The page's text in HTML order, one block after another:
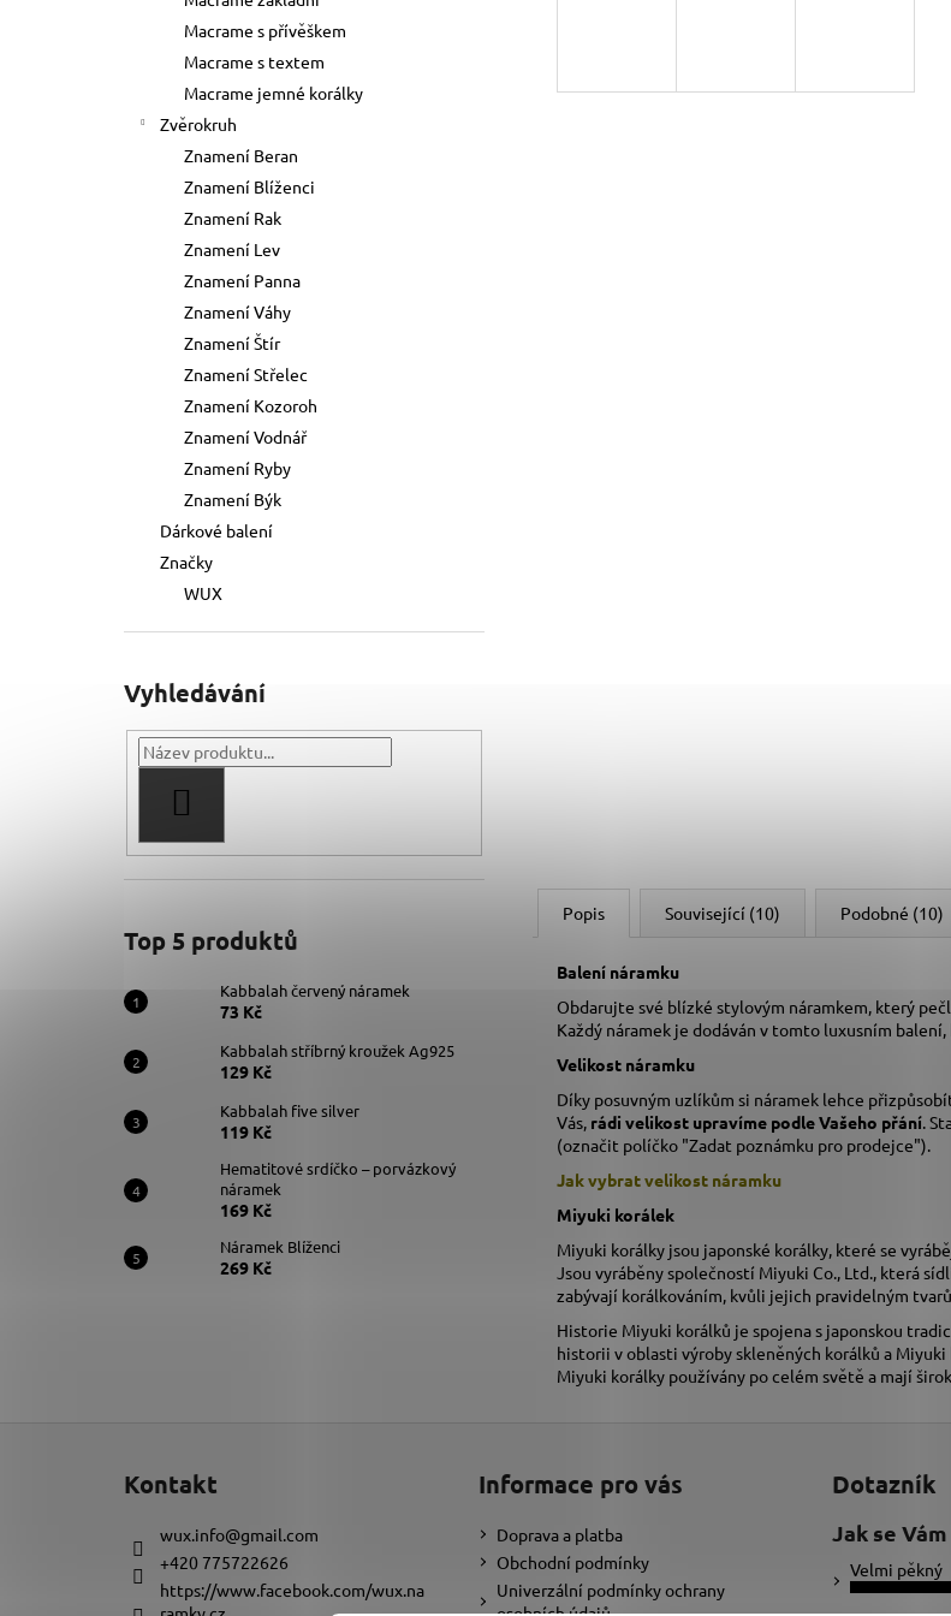
Macrame s přívěškem
Macrame s textem
Macrame jemné korálky
Zvěrokruh
Znamení Beran
Znamení Blíženci
Znamení Rak
Znamení Lev
Znamení Panna
Znamení Váhy
Znamení Štír
Znamení Střelec
Znamení Kozoroh
Znamení Vodnář
Znamení Ryby
Znamení Býk
Dárkové balení
Značky
WUX
Vyhledávání
Top 5 produktů
Kabbalah červený náramek
73 Kč
Kabbalah stříbrný kroužek Ag925
129 Kč
Kabbalah five silver
119 Kč
Hematitové srdíčko – porvázkový
náramek
169 Kč
Náramek Blíženci
269 Kč
Popis Související (10) Podobné (10)
Balení náramku
Obdarujte své blízké stylovým náramkem, který
Každý náramek je dodáván v tomto luxusním
Velikost náramku
Díky posuvným uzlíkům si náramek lehce
Vás, rádi velikost upravíme podle Vašeho přání .
(označit políčko "Zadat poznámku pro prodejce").
Jak vybrat velikost náramku
Miyuki korálek
Miyuki korálky jsou japonské korálky, které se
Jsou vyráběny společností Miyuki Co., Ltd., která
zabývají korálkováním, kvůli jejich pravidelným
Historie Miyuki korálků je spojena s japonskou
historii v oblasti výroby skleněných korálků a
Miyuki korálky používány po celém světě a mají
Původně: 89 Kč
Kontakt
wux.info@gmail.com
+420 775722626
https://www.facebook.com/wux.na
Informace pro vás
Doprava a platba
Obchodní podmínky
Univerzální podmínky ochrany
Dotazník
Jak se
Velmi pěkný